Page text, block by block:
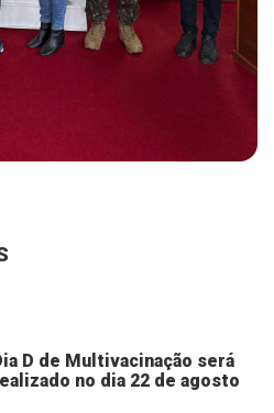
D de Multivacinação será
no dia 22 de agosto